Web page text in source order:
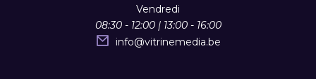
Vendredi
08:30 - 12:00 | 13:00 - 16:00
info@vitrinemedia.be